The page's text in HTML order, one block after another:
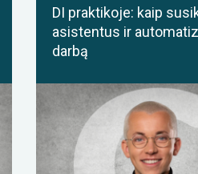
DI praktikoje: kaip
asistentus ir
darbą